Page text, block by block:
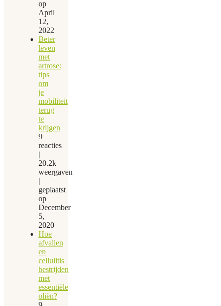
op
April
12,
2022
Beter
leven
met
artrose:
tips
om
je
mobiliteit
terug
te
krijgen
9
reacties
|
20.2k
weergaven
|
geplaatst
op
December
5,
2020
Hoe
afvallen
en
cellulitis
bestrijden
met
essentiële
oliën?